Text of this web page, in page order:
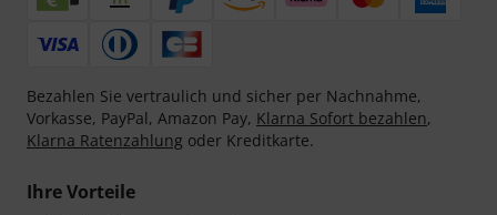
Bezahlen Sie vertraulich und sicher per Nachnahme,
Vorkasse, PayPal, Amazon Pay, Klarna Sofort bezahlen,
Klarna Ratenzahlung oder Kreditkarte.
Ihre Vorteile